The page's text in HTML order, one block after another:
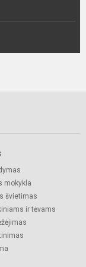
mokykla
švietimas
ir tėvams